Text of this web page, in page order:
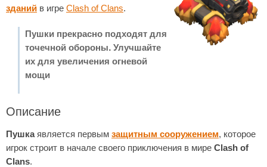
зданий в игре Clash of Clans.
Пушки прекрасно подходят для
точечной обороны. Улучшайте
их для увеличения огневой
мощи
Описание
Пушкаявляется первым защитным сооружением, которое
игрок строит в начале своего приключения в мире Clash of
Clans.